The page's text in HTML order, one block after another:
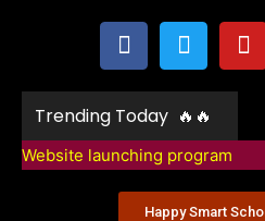
Trending Today 🔥🔥
Website launching program
Happy Smart